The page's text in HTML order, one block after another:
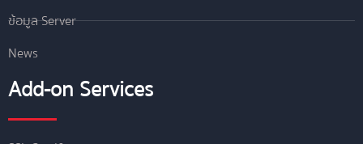
ข้อมูล Server
News
Add-on Services